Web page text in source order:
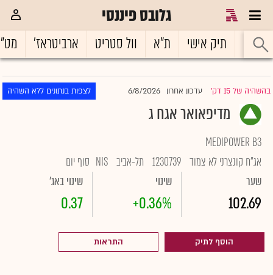
גלובס פיננסי
ראשי תיק אישי ת"א וול סטריט ארביטראז'
בהשהיה של 15 דק' |עדכון אחרון 6/8/2026 לצפות בנתונים ללא השהיה
מדיפאואר אגח ג
MEDIPOWER B3
אג"ח קונצרני לא צמוד 1230739 תל-אביב NIS סוף יום
שער
102.69
שינוי
+0.36%
שינוי באג'
0.37
הוסף לתיק התראות